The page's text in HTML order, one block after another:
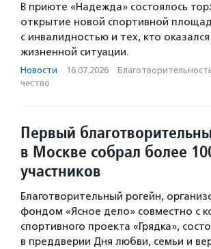
В приюте «Надежда» состоялось
открытие новой спортивной
с инвалидностью и тех, кто
жизненной ситуации.
Новости · 16.07.2026 ·
чест­во
Первый
в Москве собрал более
участников
Благотворительный рогейн,
фондом «Ясное дело» совместно с
спортивного проекта «Грядка»,
в преддверии Дня любви, семьи и